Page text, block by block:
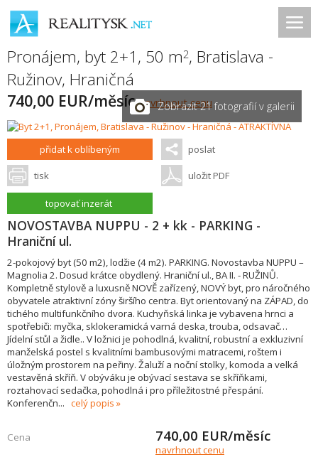
Pronájem, byt 2+1, 50 m2, Bratislava -
Ružinov, Hraničná
740,00 EUR/měsícnavrhnout cenu
Zobrazit 21 fotografií v galerii
přidat k oblíbeným poslat
tisk uložit PDF
topovať inzerát
NOVOSTAVBA NUPPU - 2 + kk - PARKING -
Hraniční ul.
2-pokojový byt (50 m2), lodžie (4 m2). PARKING. Novostavba NUPPU –
Magnolia 2. Dosud krátce obydlený. Hraniční ul., BA II. - RUŽINŮ.
Kompletně stylově a luxusně NOVĚ zařízený, NOVÝ byt, pro náročného
obyvatele atraktivní zóny širšího centra. Byt orientovaný na ZÁPAD, do
tichého multifunkčního dvora. Kuchyňská linka je vybavena hrnci a
spotřebiči: myčka, sklokeramická varná deska, trouba, odsavač…
Jídelní stůl a židle.. V ložnici je pohodlná, kvalitní, robustní a exkluzivní
manželská postel s kvalitními bambusovými matracemi, roštem i
úložným prostorem na peřiny. Žaluží a noční stolky, komoda a velká
vestavěná skříň. V obýváku je obývací sestava se skříňkami,
roztahovací sedačka, pohodlná i pro příležitostné přespání.
Konferenčn... celý popis
Cena 740,00 EUR/měsíc
navrhnout cenu